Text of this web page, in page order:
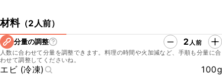
材料（2人前）
分量の調整 2 人前
人数に合わせて分量を調整できます。料理の時間や火加減など、手順も分量に合
わせて調整してくださいね。
エビ (冷凍)
100g